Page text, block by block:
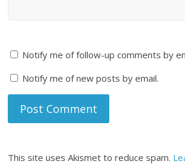
Notify me of follow-up comments by
Notify me of new posts by email.
This site uses Akismet to reduce spam.